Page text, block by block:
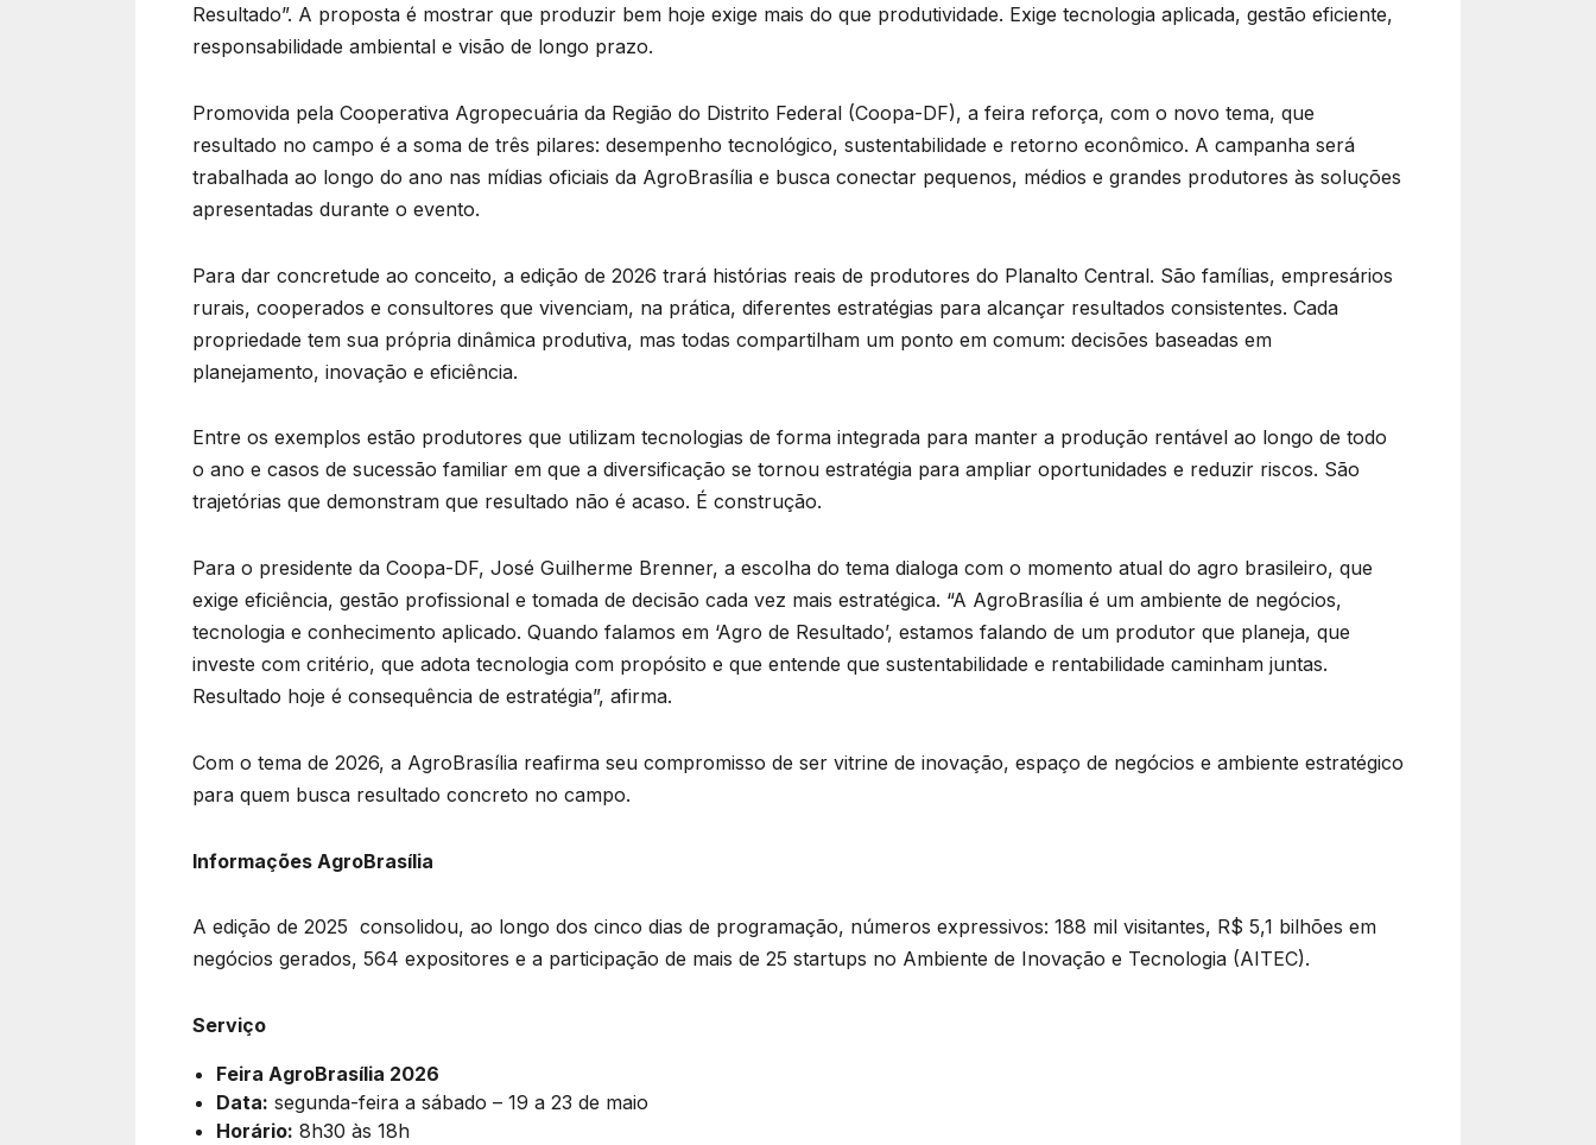
Resultado”. A proposta é mostrar que produzir bem hoje exige mais do que produtividade. Exige tecnologia aplicada, gestão eficiente,
responsabilidade ambiental e visão de longo prazo.
Promovida pela Cooperativa Agropecuária da Região do Distrito Federal (Coopa-DF), a feira reforça, com o novo tema, que
resultado no campo é a soma de três pilares: desempenho tecnológico, sustentabilidade e retorno econômico. A campanha será
trabalhada ao longo do ano nas mídias oficiais da AgroBrasília e busca conectar pequenos, médios e grandes produtores às soluções
apresentadas durante o evento.
Para dar concretude ao conceito, a edição de 2026 trará histórias reais de produtores do Planalto Central. São famílias, empresários
rurais, cooperados e consultores que vivenciam, na prática, diferentes estratégias para alcançar resultados consistentes. Cada
propriedade tem sua própria dinâmica produtiva, mas todas compartilham um ponto em comum: decisões baseadas em
planejamento, inovação e eficiência.
Entre os exemplos estão produtores que utilizam tecnologias de forma integrada para manter a produção rentável ao longo de todo
o ano e casos de sucessão familiar em que a diversificação se tornou estratégia para ampliar oportunidades e reduzir riscos. São
trajetórias que demonstram que resultado não é acaso. É construção.
Para o presidente da Coopa-DF, José Guilherme Brenner, a escolha do tema dialoga com o momento atual do agro brasileiro, que
exige eficiência, gestão profissional e tomada de decisão cada vez mais estratégica. “A AgroBrasília é um ambiente de negócios,
tecnologia e conhecimento aplicado. Quando falamos em ‘Agro de Resultado’, estamos falando de um produtor que planeja, que
investe com critério, que adota tecnologia com propósito e que entende que sustentabilidade e rentabilidade caminham juntas.
Resultado hoje é consequência de estratégia”, afirma.
Com o tema de 2026, a AgroBrasília reafirma seu compromisso de ser vitrine de inovação, espaço de negócios e ambiente estratégico
para quem busca resultado concreto no campo.
Informações AgroBrasília
A edição de 2025 consolidou, ao longo dos cinco dias de programação, números expressivos: 188 mil visitantes, R$ 5,1 bilhões em
negócios gerados, 564 expositores e a participação de mais de 25 startups no Ambiente de Inovação e Tecnologia (AITEC).
Serviço
Feira AgroBrasília 2026
Data: segunda-feira a sábado – 19 a 23 de maio
Horário: 8h30 às 18h